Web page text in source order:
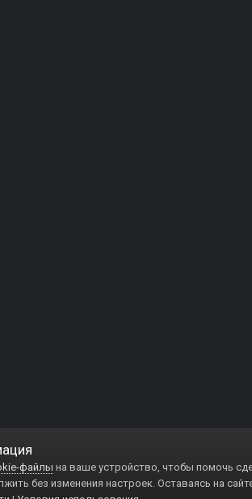
файлы на ваше устройство, чтобы помочь
без изменения настроек. Оставаясь на